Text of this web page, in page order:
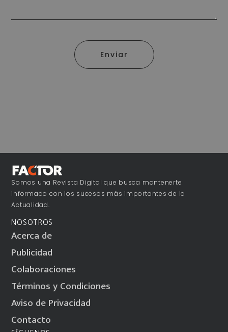
Enviar
Somos una Revista Digital que busca mantenerte
informado con los sucesos más importantes de la
Actualidad.
NOSOTROS
Acerca de
Publicidad
Colaboraciones
Términos y Condiciones
Aviso de Privacidad
Contacto